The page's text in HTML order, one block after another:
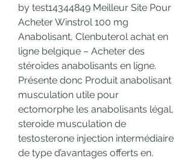
by test14344849 Meilleur Site Pour
Acheter Winstrol 100 mg
Anabolisant, Clenbuterol achat en
ligne belgique – Acheter des
stéroïdes anabolisants en ligne.
Présente donc Produit anabolisant
musculation utile pour
ectomorphe les anabolisants légal,
steroide musculation de
testosterone injection intermédiaire
de type d’avantages offerts en.